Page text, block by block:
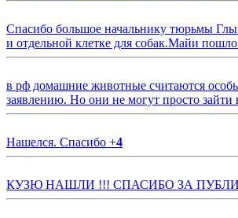
Спасибо большое начальнику тюрьмы
и отдельной клетке для собак.Майи
в рф домашние животные считаются
заявлению. Но они не могут просто
Нашелся. Спасибо +4
КУЗЮ НАШЛИ !!! СПАСИБО ЗА